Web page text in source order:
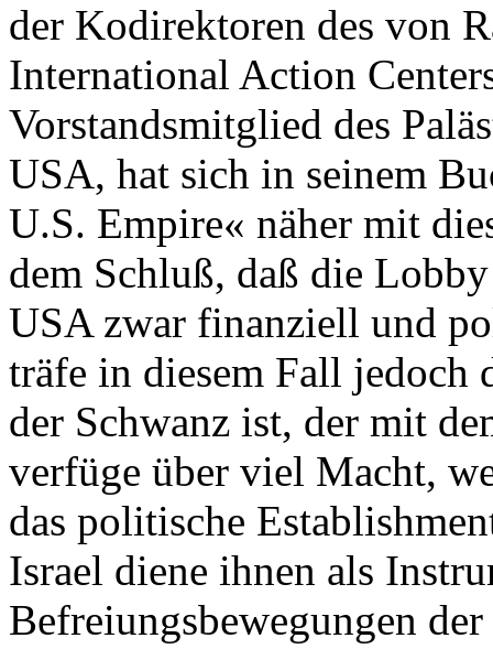
der Kodirektoren des von
International Action
Vorstandsmitglied des
USA, hat sich in seinem
U.S. Empire« näher mit
dem Schluß, daß die
USA zwar finanziell und
träfe in diesem Fall jedoch
der Schwanz ist, der mit
verfüge über viel Macht,
das politische
Israel diene ihnen als
Befreiungsbewegungen